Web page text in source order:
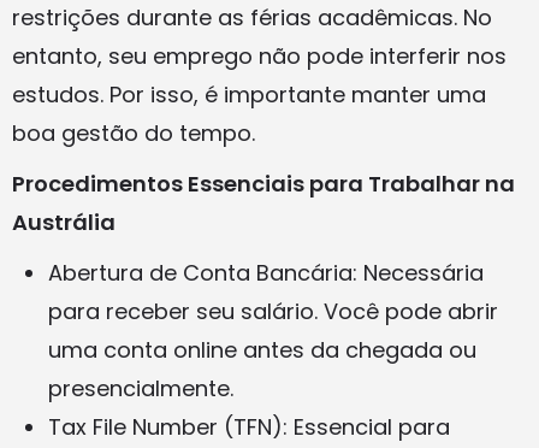
restrições durante as férias acadêmicas. No
entanto, seu emprego não pode interferir nos
estudos. Por isso, é importante manter uma
boa gestão do tempo.
Procedimentos Essenciais para Trabalhar na
Austrália
Abertura de Conta Bancária: Necessária
para receber seu salário. Você pode abrir
uma conta online antes da chegada ou
presencialmente.
Tax File Number (TFN): Essencial para